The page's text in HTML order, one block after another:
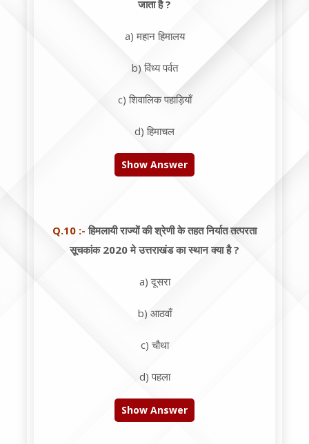
जाता है ?
a) महान हिमालय
b) विंध्य पर्वत
c) शिवालिक पहाड़ियाँ
d) हिमाचल
Show Answer
Q.10 :- हिमलायी राज्यों की श्रेणी के तहत निर्यात तत्परता
सूचकांक 2020 मे उत्तराखंड का स्थान क्या है ?
a) दूसरा
b) आठवाँ
c) चौथा
d) पहला
Show Answer